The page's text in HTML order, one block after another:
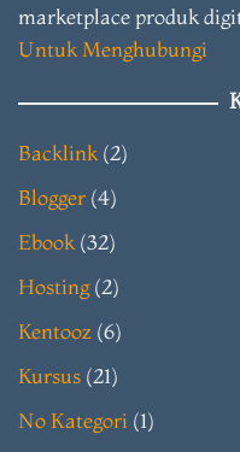
marketplace produk
Untuk Menghubungi
Backlink (2)
Blogger (4)
Ebook (32)
Hosting(2)
Kentooz (6)
Kursus (21)
No Kategori (1)